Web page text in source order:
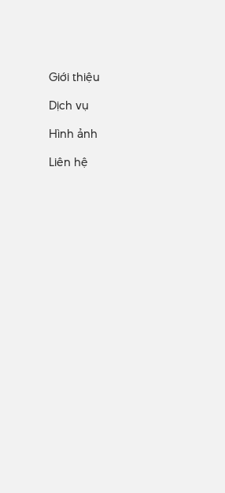
Giới thiệu
Dịch vụ
Hình ảnh
Liên hệ